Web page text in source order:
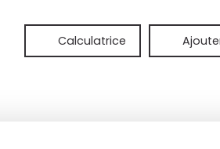
Calculatrice